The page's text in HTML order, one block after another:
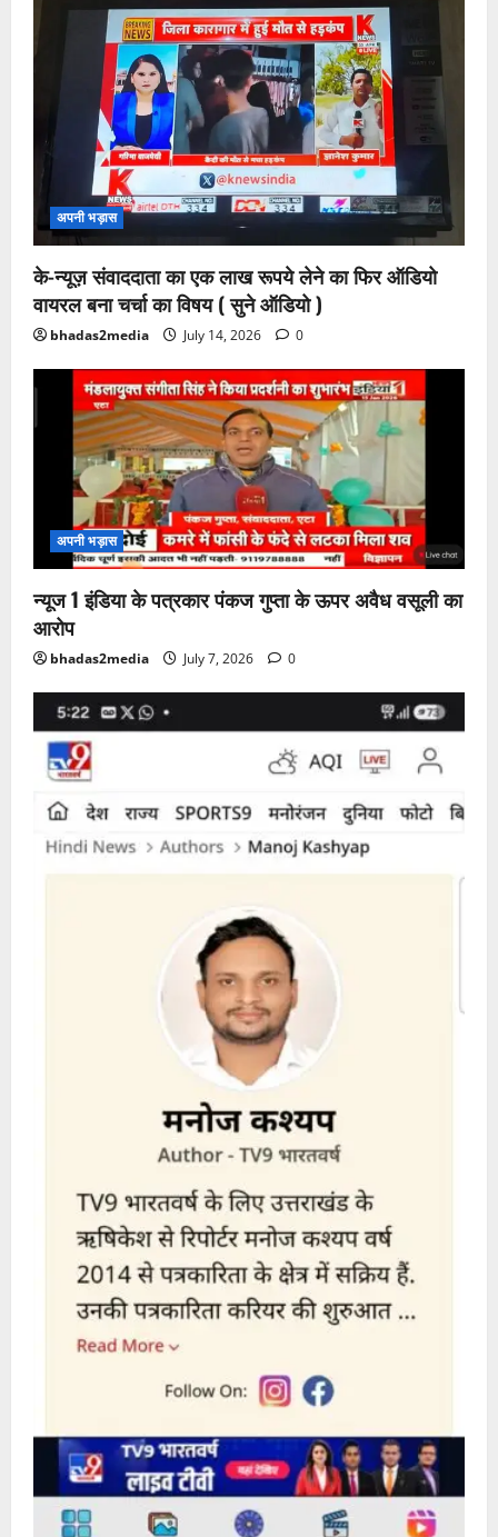
अपनी भड़ास
के-न्यूज़ संवाददाता का एक लाख रूपये लेने का फिर ऑडियो
वायरल बना चर्चा का विषय ( सुने ऑडियो )
bhadas2media July 14, 2026 0
अपनी भड़ास
न्यूज 1 इंडिया के पत्रकार पंकज गुप्ता के ऊपर अवैध वसूली का
आरोप
bhadas2media July 7, 2026 0